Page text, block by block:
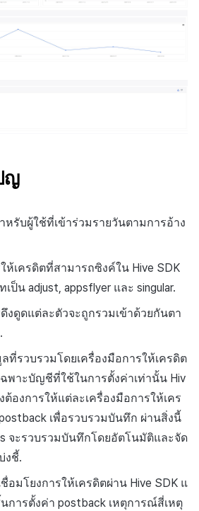
ญ
รับผู้ใช้ที่เข้าร่วมรายวันตามการอ้าง
ห้เครดิตที่สามารถซิงค์ใน Hive SDK
เป็น adjust, appsflyer และ singular.
งดูดแต่ละตัวจะถูกรวมเข้าด้วยกันตา
ที่รวบรวมโดยเครื่องมือการให้เครดิต
พาะบัญชีที่ใช้ในการตั้งค่าเท่านั้น Hiv
ต้องการให้แต่ละเครื่องมือการให้เคร
เพื่อรวบรวมบันทึก ผ่านสิ่งนี้
จะรวบรวมบันทึกโดยอัตโนมัติและจัด
งชี้.
อมโยงการให้เครดิตผ่าน Hive SDK แ
นการตั้งค่า postback เหตุการณ์สี่เหตุ